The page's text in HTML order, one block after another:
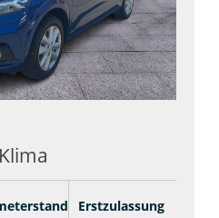
Erstzulassung